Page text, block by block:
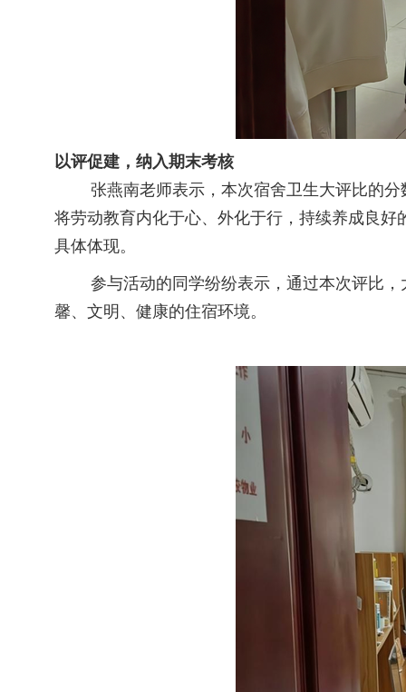
以评促建，纳入期末考核
张燕南老师表示，本次宿舍卫生大评比的分
将劳动教育内化于心、外化于行，持续养成良
具体体现。
参与活动的同学纷纷表示，通过本次评比，
馨、文明、健康的住宿环境。